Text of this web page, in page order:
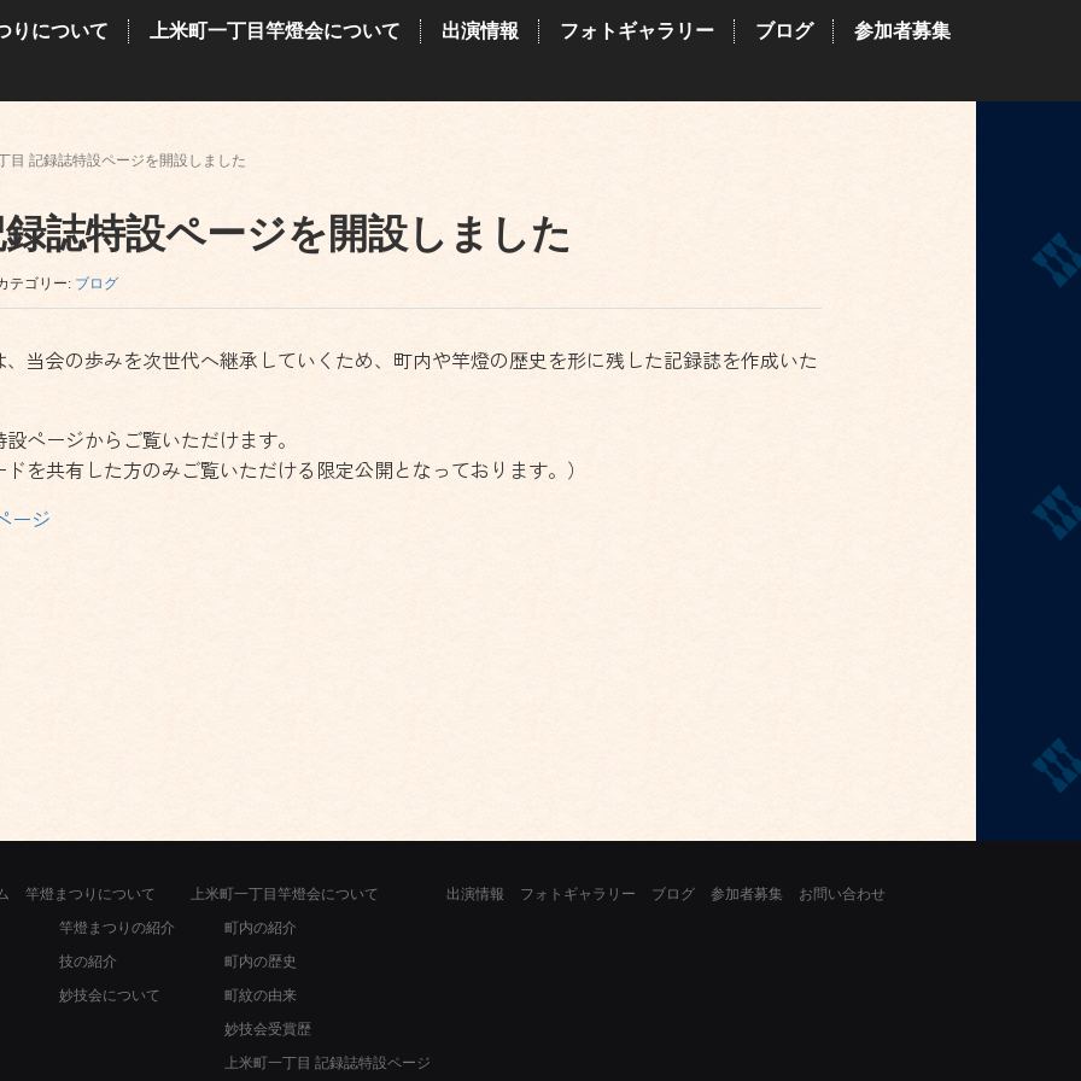
りについて 上米町一丁目竿燈会について 出演情報 フォトギャラリー ブログ 参加者募集
目 記録誌特設ページを開設しました
誌特設ページを開設しました
テゴリー: ブログ
当会の歩みを次世代へ継承していくため、町内や竿燈の歴史を形に残した記録誌を作成いた
ページからご覧いただけます。
を共有した方のみご覧いただける限定公開となっております。）
ージ
竿燈まつりについて
竿燈まつりの紹介
技の紹介
妙技会について
上米町一丁目竿燈会について
町内の紹介
町内の歴史
町紋の由来
妙技会受賞歴
上米町一丁目 記録誌特設ページ
出演情報 フォトギャラリー ブログ 参加者募集 お問い合わせ